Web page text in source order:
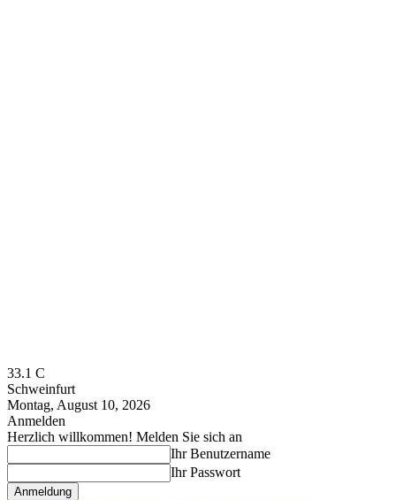
33.1 C
Schweinfurt
Montag, August 10, 2026
Anmelden
Herzlich willkommen! Melden Sie sich an
Ihr Benutzername
Ihr Passwort